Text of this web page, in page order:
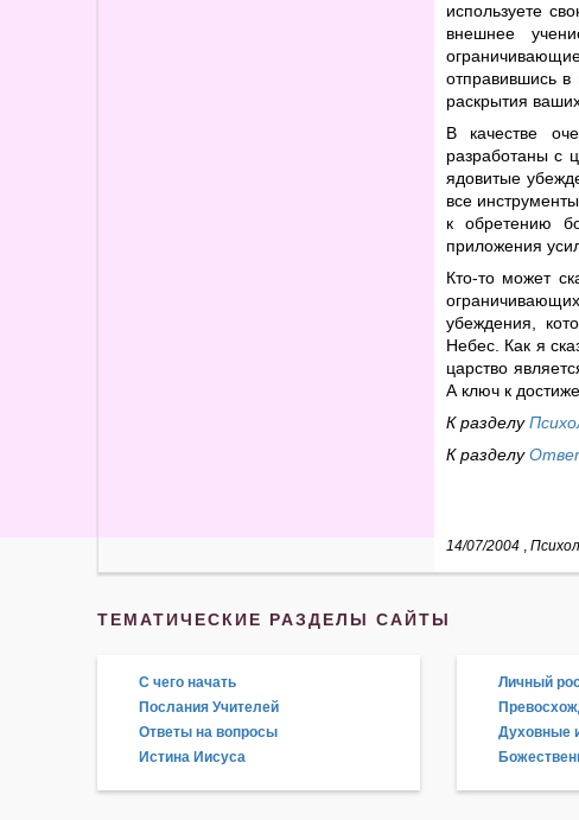
используете
внешнее
отправившись
раскрытия
В качестве
разработаны с
ядовитые
все
к обретению
приложения
Кто-то может
убеждения,
Небес. Как я
царство
А ключ к
К разделу
К разделу
14/07/2004 ,
ТЕМАТИЧЕСКИЕ РАЗДЕЛЫ САЙТЫ
С чего начать
Послания Учителей
Ответы на вопросы
Истина Иисуса
Личный
Духовные